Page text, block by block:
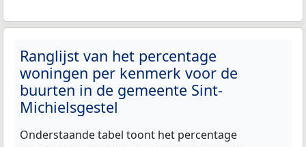
Ranglijst van het percentage
woningen per kenmerk voor de
buurten in de gemeente Sint-
Michielsgestel
Onderstaande tabel toont het percentage